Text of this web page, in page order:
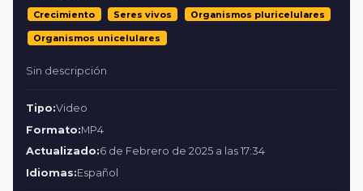
Crecimiento Seres vivos Organismos pluricelulares
Organismos unicelulares
Sin descripción
Tipo:Video
Formato:MP4
Actualizado:6 de Febrero de 2025 a las 17:34
Idiomas:Español